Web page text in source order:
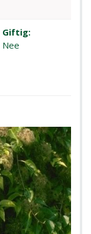
Giftig:
Nee